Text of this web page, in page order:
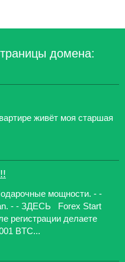
домена:
живёт моя старшая
мощности. - -
- - ЗДЕСЬ Forex Start
регистрации делаете
BTC...